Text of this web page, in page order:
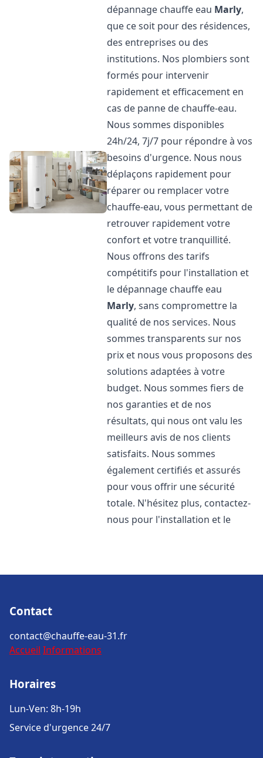
dépannage chauffe eau Marly,
que ce soit pour des résidences,
des entreprises ou des
institutions. Nos plombiers sont
formés pour intervenir
rapidement et efficacement en
cas de panne de chauffe-eau.
Nous sommes disponibles
24h/24, 7j/7 pour répondre à vos
besoins d'urgence. Nous nous
déplaçons rapidement pour
réparer ou remplacer votre
chauffe-eau, vous permettant de
retrouver rapidement votre
confort et votre tranquillité.
Nous offrons des tarifs
compétitifs pour l'installation et
le dépannage chauffe eau
Marly, sans compromettre la
qualité de nos services. Nous
sommes transparents sur nos
prix et nous vous proposons des
solutions adaptées à votre
budget. Nous sommes fiers de
nos garanties et de nos
résultats, qui nous ont valu les
meilleurs avis de nos clients
satisfaits. Nous sommes
également certifiés et assurés
pour vous offrir une sécurité
totale. N'hésitez plus, contactez-
nous pour l'installation et le
Contact
contact@chauffe-eau-31.fr
Accueil Informations
Horaires
Lun-Ven: 8h-19h
Service d'urgence 24/7